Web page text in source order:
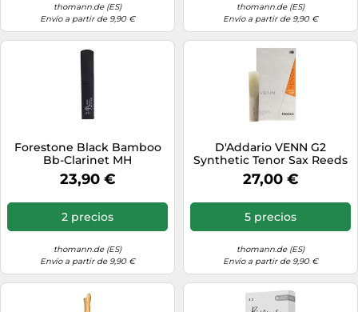
thomann.de (ES)
Envío a partir de 9,90 €
thomann.de (ES)
Envío a partir de 9,90 €
Forestone Black Bamboo
Bb-Clarinet MH
23,90 €
2 precios
thomann.de (ES)
Envío a partir de 9,90 €
D'Addario VENN G2
Synthetic Tenor Sax Reeds
- Cañas para saxofón tenor
con construcción sintética
polímero, resina y caña
natural - Resistencia 3.0+
27,00 €
5 precios
thomann.de (ES)
Envío a partir de 9,90 €